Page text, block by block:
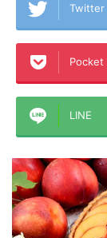
Twitter
Pocket
LINE